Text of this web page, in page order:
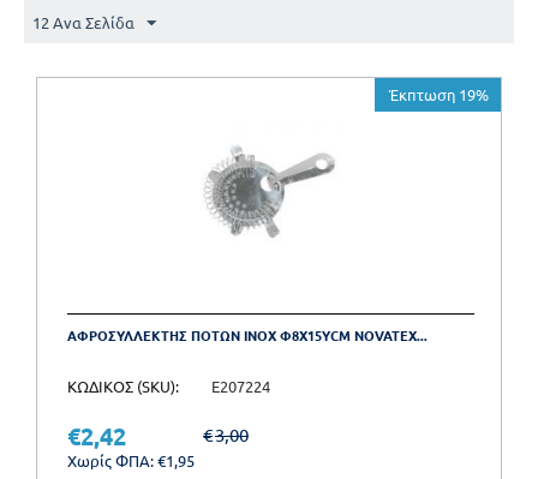
12 Ανα Σελίδα
Έκπτωση 19%
ΑΦΡΟΣΥΛΛΕΚΤΗΣ ΠΟΤΩΝ INOX Φ8X15YCM NOVATEX...
ΚΩΔΙΚΟΣ (SKU): E207224
€3,00
€2,42
Χωρίς ΦΠΑ:€1,95